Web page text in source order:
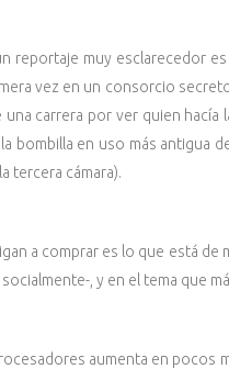
reportaje muy esclarecedor
vez en un consorcio
carrera por ver quien
bombilla en uso más antigua
tercera cámara).
a comprar es lo que está
, y en el tema que
aumenta en pocos